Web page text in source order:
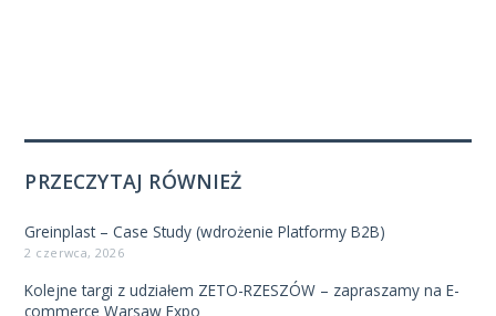
PRZECZYTAJ RÓWNIEŻ
Greinplast – Case Study (wdrożenie Platformy B2B)
2 czerwca, 2026
Kolejne targi z udziałem ZETO-RZESZÓW – zapraszamy na E-
commerce Warsaw Expo